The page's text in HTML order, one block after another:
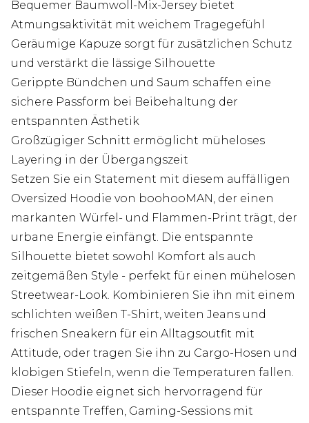
Bequemer Baumwoll-Mix-Jersey bietet
Atmungsaktivität mit weichem Tragegefühl
Geräumige Kapuze sorgt für zusätzlichen Schutz
und verstärkt die lässige Silhouette
Gerippte Bündchen und Saum schaffen eine
sichere Passform bei Beibehaltung der
entspannten Ästhetik
Großzügiger Schnitt ermöglicht müheloses
Layering in der Übergangszeit
Setzen Sie ein Statement mit diesem auffälligen
Oversized Hoodie von boohooMAN, der einen
markanten Würfel- und Flammen-Print trägt, der
urbane Energie einfängt. Die entspannte
Silhouette bietet sowohl Komfort als auch
zeitgemäßen Style - perfekt für einen mühelosen
Streetwear-Look. Kombinieren Sie ihn mit einem
schlichten weißen T-Shirt, weiten Jeans und
frischen Sneakern für ein Alltagsoutfit mit
Attitude, oder tragen Sie ihn zu Cargo-Hosen und
klobigen Stiefeln, wenn die Temperaturen fallen.
Dieser Hoodie eignet sich hervorragend für
entspannte Treffen, Gaming-Sessions mit